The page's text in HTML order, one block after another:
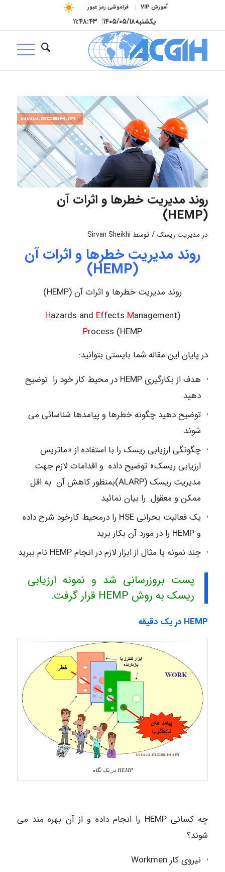
آموزش VIP فراموشی رمز عبور
یکشنبه۱۴۰۵/۰۵/۱۸| ۱۱:۴۸:۴۳
روند مدیریت خطرها و اثرات آن
(HEMP)
در مدیریت ریسک / توسط Sirvan Sheikhi
روند مدیریت خطرها و اثرات آن
(HEMP)
روند مدیریت خطرها و اثرات آن (HEMP)
(
Hazards and Effects Management
Process (HEMP
در پایان این مقاله شما بایستی بتوانید:
هدف از بکارگیری HEMP در محیط کار خود را توضیح
دهید
توضیح دهید چگونه خطرها و پیامدها شناسائی می
شوند
چگونگی ارزیابی ریسک را با استفاده از «ماتریس
ارزیابی ریسک» توضیح داده و اقدامات لازم جهت
مدیریت ریسک (ALARP)بمنظور کاهش آن به اقل
ممکن و معقول را بیان نمائید
یک فعالیت بحرانی HSE را درمحیط کارخود شرح داده
و HEMP را در مورد آن بکار برید
چند نمونه یا مثال از ابزار لازم در انجام HEMP نام ببرید
پست بروزرسانی شد و نمونه ارزیابی
ریسک به روش HEMP قرار گرفت.
HEMP در یک دقیقه
HEMP در یک نگاه
چه کسانی HEMP را انجام داده و از آن بهره مند می
شوند؟
نیروی کار Workmen